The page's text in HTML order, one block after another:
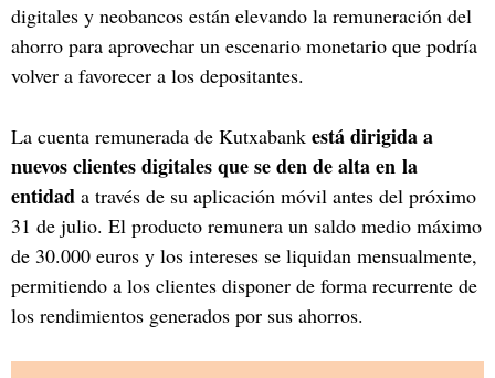
digitales y neobancos están elevando la remuneración del
ahorro para aprovechar un escenario monetario que podría
volver a favorecer a los depositantes.
La cuenta remunerada de Kutxabank está dirigida a
nuevos clientes digitales que se den de alta en la
entidad a través de su aplicación móvil antes del próximo
31 de julio. El producto remunera un saldo medio máximo
de 30.000 euros y los intereses se liquidan mensualmente,
permitiendo a los clientes disponer de forma recurrente de
los rendimientos generados por sus ahorros.